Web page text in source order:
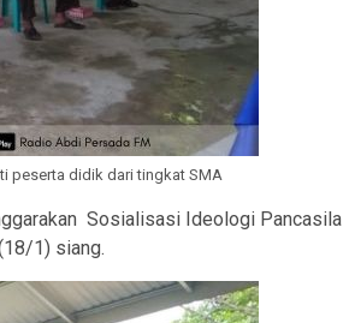
peserta didik dari tingkat SMA
Sosialisasi Ideologi Pancasila
1) siang.